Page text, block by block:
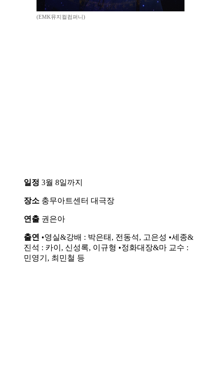
(EMK뮤지컬컴퍼니)
일정 3월 8일까지
장소 충무아트센터 대극장
연출 권은아
출연 •영실&강배 : 박은태, 전동석, 고은성 •세종&
진석 : 카이, 신성록, 이규형 •정화대장&마 교수 :
민영기, 최민철 등